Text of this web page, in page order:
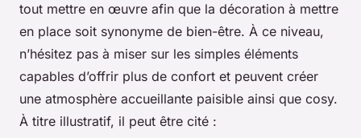
tout mettre en œuvre afin que la décoration à mettre
en place soit synonyme de bien-être. À ce niveau,
n’hésitez pas à miser sur les simples éléments
capables d’offrir plus de confort et peuvent créer
une atmosphère accueillante paisible ainsi que cosy.
À titre illustratif, il peut être cité :